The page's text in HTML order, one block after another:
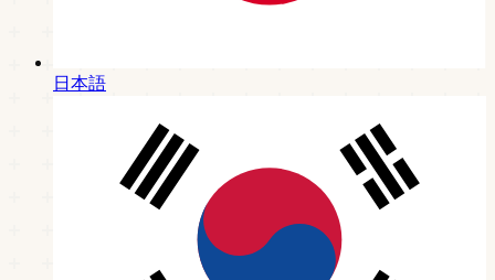
日本語